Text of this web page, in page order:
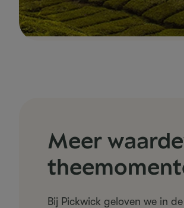
Meer
Bij Pickwick geloven we in